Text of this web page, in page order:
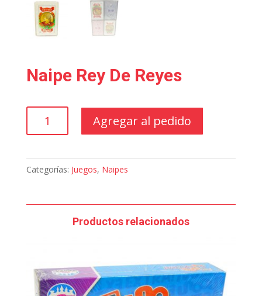
Naipe Rey De Reyes
cantidad
Agregar al pedido
Categorías: Juegos, Naipes
Productos relacionados